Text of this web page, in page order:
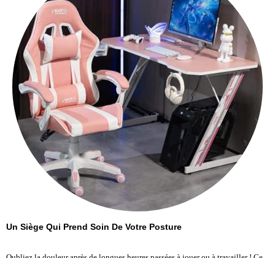
Un Siège Qui Prend Soin De Votre Posture